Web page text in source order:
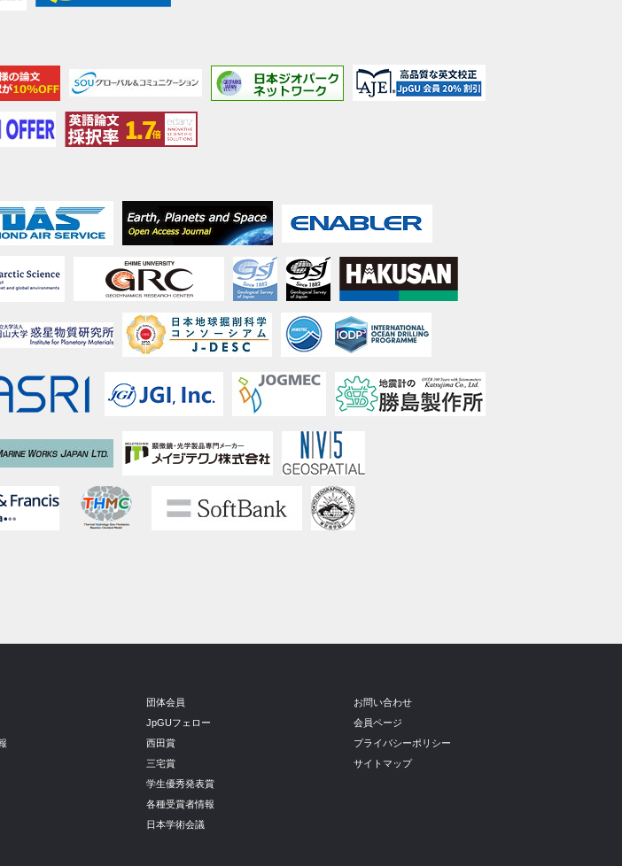
団体会員
JpGUフェロー
西田賞
三宅賞
学生優秀発表賞
各種受賞者情報
日本学術会議
お問い合わせ
会員ページ
プライバシーポリシー
サイトマップ